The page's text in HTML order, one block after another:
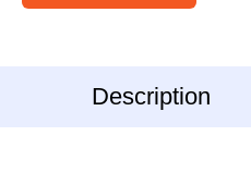
Description